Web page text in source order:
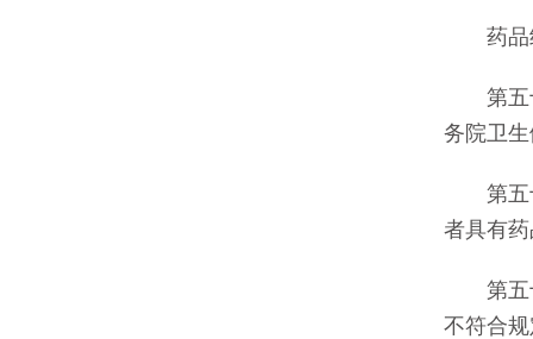
药品经
第五十
务院卫
第五十
者具有
第五十
不符合